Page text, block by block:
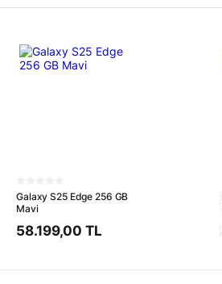
Galaxy S25 Edge 256 GB
Mavi
58.199,00 TL